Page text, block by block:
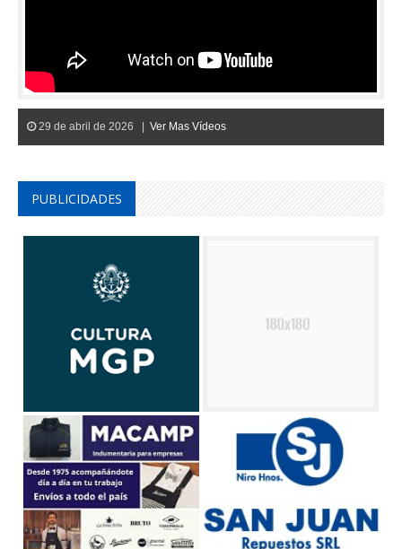
29 de abril de 2026 |Ver Mas Vídeos
PUBLICIDADES